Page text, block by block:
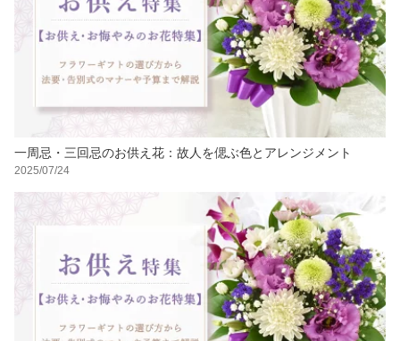
一周忌・三回忌のお供え花：故人を偲ぶ色とアレンジメント
2025/07/24